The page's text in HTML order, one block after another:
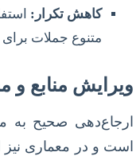
کاهش تکرار:
متنوع جملات
ویرایش منابع و
ارجاع‌دهی صحیح به
است و در معماری نیز